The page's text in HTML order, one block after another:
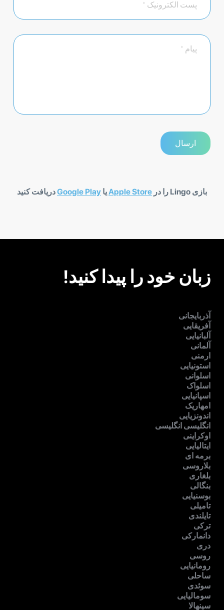
بازی Lingo را در Apple Storeیا Google Playدریافت کنید
زبان خود را پیدا کنید!
آذربایجانی
آفریقایی
آلبانیایی
آلمانی
ارمنی
استونیایی
اسلوانی
اسلواک
اسپانیایی
امهاریک
اندونزیایی
انگلیسی انگلیسی
اوکراینی
ایتالیایی
برمه ای
بلاروسی
بلغاری
بنگالی
بوسنیایی
تامیلی
تایلندی
ترکی
دانمارکی
دری
روسی
رومانیایی
ساحلی
سوئدی
سومالیایی
سینهالا